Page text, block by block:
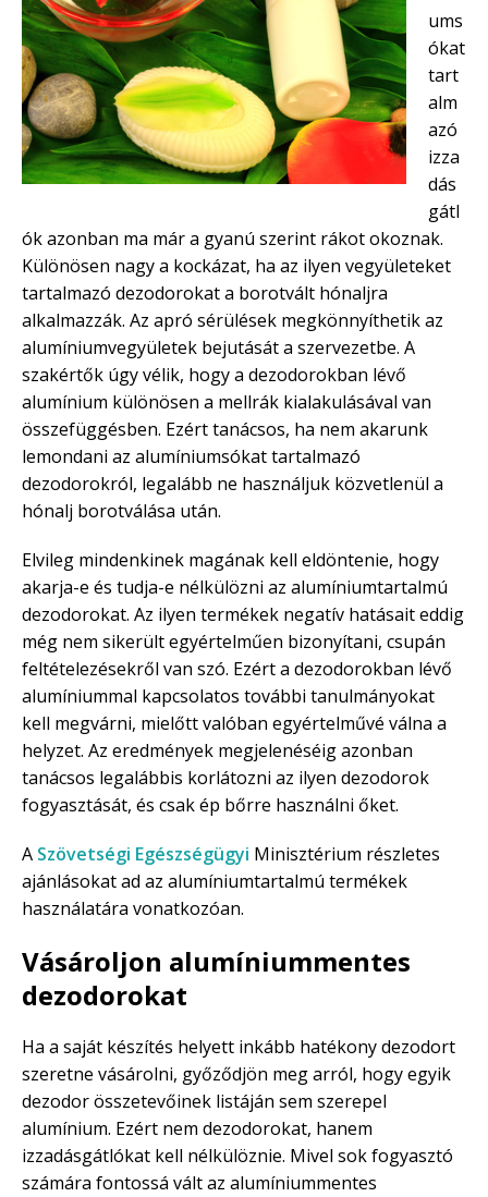
ums
ókat
tart
alm
azó
izza
dás
gátl
ók azonban ma már a gyanú szerint rákot okoznak.
Különösen nagy a kockázat, ha az ilyen vegyületeket
tartalmazó dezodorokat a borotvált hónaljra
alkalmazzák. Az apró sérülések megkönnyíthetik az
alumíniumvegyületek bejutását a szervezetbe. A
szakértők úgy vélik, hogy a dezodorokban lévő
alumínium különösen a mellrák kialakulásával van
összefüggésben. Ezért tanácsos, ha nem akarunk
lemondani az alumíniumsókat tartalmazó
dezodorokról, legalább ne használjuk közvetlenül a
hónalj borotválása után.
Elvileg mindenkinek magának kell eldöntenie, hogy
akarja-e és tudja-e nélkülözni az alumíniumtartalmú
dezodorokat. Az ilyen termékek negatív hatásait eddig
még nem sikerült egyértelműen bizonyítani, csupán
feltételezésekről van szó. Ezért a dezodorokban lévő
alumíniummal kapcsolatos további tanulmányokat
kell megvárni, mielőtt valóban egyértelművé válna a
helyzet. Az eredmények megjelenéséig azonban
tanácsos legalábbis korlátozni az ilyen dezodorok
fogyasztását, és csak ép bőrre használni őket.
A Szövetségi Egészségügyi Minisztérium részletes
ajánlásokat ad az alumíniumtartalmú termékek
használatára vonatkozóan.
Vásároljon alumíniummentes
dezodorokat
Ha a saját készítés helyett inkább hatékony dezodort
szeretne vásárolni, győződjön meg arról, hogy egyik
dezodor összetevőinek listáján sem szerepel
alumínium. Ezért nem dezodorokat, hanem
izzadásgátlókat kell nélkülöznie. Mivel sok fogyasztó
számára fontossá vált az alumíniummentes